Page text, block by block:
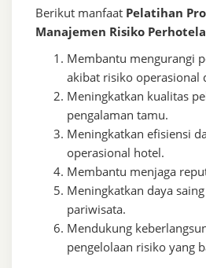
Berikut manfaat Pelatihan
Manajemen Risiko
Membantu mengurangi
akibat risiko operasional
Meningkatkan kualitas
pengalaman tamu.
Meningkatkan efisiensi
operasional hotel.
Membantu menjaga
Meningkatkan daya
pariwisata.
Mendukung
pengelolaan risiko yang